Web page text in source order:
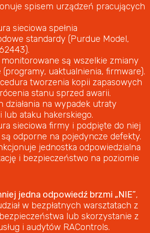
spisem urządzeń pracujących
sieciowa spełnia
standardy (Purdue Model,
są wszelkie zmiany
uaktualnienia, firmware).
tworzenia kopii zapasowych
stanu sprzed awarii.
działania na wypadek utraty
lub ataku hakerskiego.
sieciowa firmy i podpięte do niej
odporne na pojedyncze defekty.
jednostka odpowiedzialna
i bezpieczeństwo na poziomie
jedna odpowiedź brzmi „NIE”,
w bezpłatnych warsztatach z
lub skorzystanie z
i audytów RAControls.